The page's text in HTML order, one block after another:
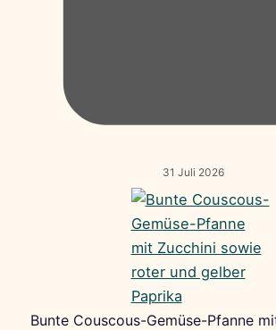
31 Juli 2026
Bunte Couscous-Gemüse-Pfanne